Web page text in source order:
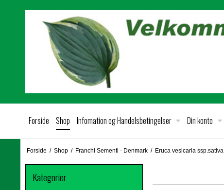
Forside Shop Infomation og Handelsbetingelser Din konto
Forside / Shop / Franchi Sementi - Denmark / Eruca vesicaria ssp.sativa
Kategorier